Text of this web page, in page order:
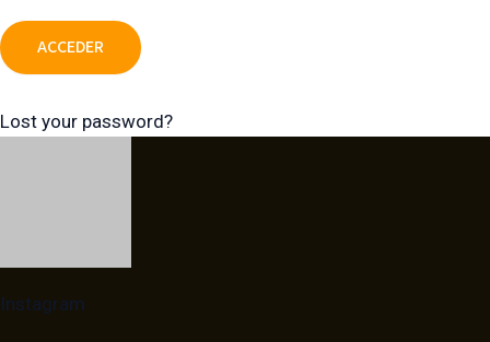
Lost your password?
Instagram